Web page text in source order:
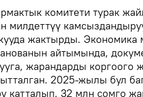
комитети турак
милдеттүү
жактырды. Экономика
айтымында,
жарандарды коргоого
2025-жылы бул
катталып, 32 млн сомго